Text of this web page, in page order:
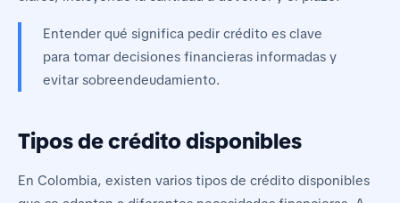
Entender qué significa pedir crédito es clave
para tomar decisiones financieras informadas y
evitar sobreendeudamiento.
Tipos de crédito disponibles
En Colombia, existen varios tipos de crédito disponibles